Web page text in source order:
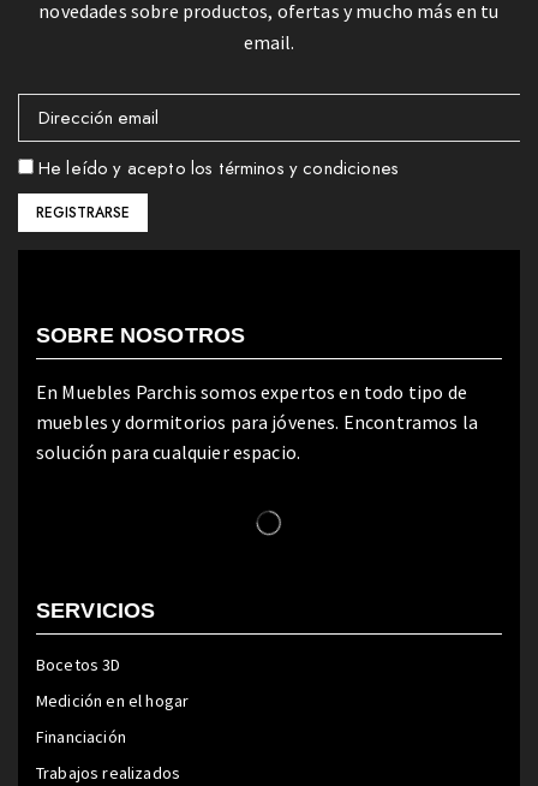
novedades sobre productos, ofertas y mucho más en tu
email.
He leído y acepto los términos y condiciones
SOBRE NOSOTROS
En Muebles Parchis somos expertos en todo tipo de
muebles y dormitorios para jóvenes. Encontramos la
solución para cualquier espacio.
SERVICIOS
Bocetos 3D
Medición en el hogar
Financiación
Trabajos realizados